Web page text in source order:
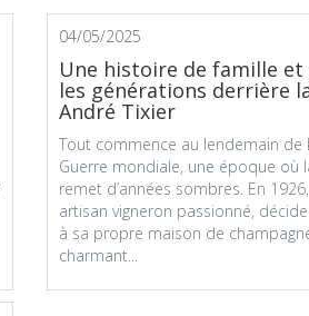
04/05/2025
Une histoire de famille et
les générations derrière
André Tixier
Tout commence au lendemain de
Guerre mondiale, une époque où
remet d’années sombres. En
artisan vigneron passionné,
à sa propre maison de
charmant...